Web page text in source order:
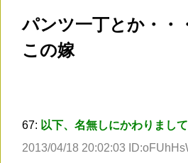
パンツ一丁とか・・
この嫁
67: 以下、名無しにかわりまし
2013/04/18 20:02:03